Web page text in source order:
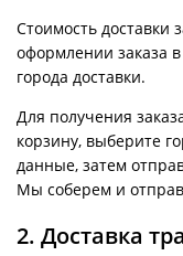
Стоимость доставки
оформлении заказа в
города доставки.
Для получения
корзину, выберите
данные, затем
Мы соберем и
2. Доставка